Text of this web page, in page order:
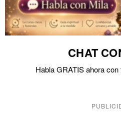
CHAT
Habla GRATIS ahora